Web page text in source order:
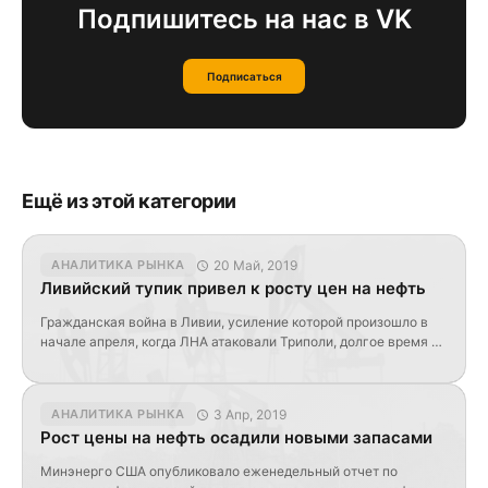
Подпишитесь на нас в VK
Подписаться
Ещё из этой категории
АНАЛИТИКА РЫНКА 20 Май, 2019
Ливийский тупик привел к росту цен на нефть
Гражданская война в Ливии, усиление которой произошло в
начале апреля, когда ЛНА атаковали Триполи, долгое время не
увеличить объем производства «черного золота» в апреле на
71 тыс. […]
АНАЛИТИКА РЫНКА 3 Апр, 2019
Рост цены на нефть осадили новыми запасами
Минэнерго США опубликовало еженедельный отчет по